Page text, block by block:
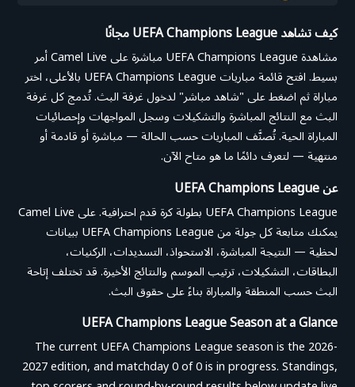
كيف تشاهد UEFA Champions League مجانًا
مشاهدة UEFA Champions League مباشرة على Camel Live أمر
بسيط. افتح قائمة مباريات UEFA Champions League بالأعلى، اختر
مباراة ثم اضغط على "شاهد مباشر" لدخول غرفة البث. تُدمج كل غرفة
البث مع النتائج المباشرة والتشكيلات وسجل المواجهات وإحصائيات
المباراة الحية. تُصنَّف المباريات حسب الحالة — مباشرة أو قادمة أو
منتهية — لتعرف دائمًا ما هو متاح الآن.
عن UEFA Champions League
UEFA Champions League بطولة كرة قدم احترافية. على Camel Live
يمكنك متابعة كل جولة من UEFA Champions League ببيانات
لحظية — النتيجة المباشرة، الاستحواذ، التسديدات، الركنيات،
البطاقات، التشكيلات، ترتيب الموسم والنتائج الأخيرة. قد تختلف إتاحة
البث حسب المنطقة والمباراة بناءً على حقوق البث.
UEFA Champions League Season at a Glance
The current UEFA Champions League season is the 2026-
2027 edition, and matchday 0 of 0 is in progress. Standings,